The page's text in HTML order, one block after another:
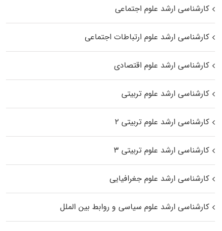
کارشناسی ارشد علوم اجتماعی
کارشناسی ارشد علوم ارتباطات اجتماعی
کارشناسی ارشد علوم اقتصادی
کارشناسی ارشد علوم تربیتی
کارشناسی ارشد علوم تربیتی ۲
کارشناسی ارشد علوم تربیتی ۳
کارشناسی ارشد علوم جغرافیایی
کارشناسی ارشد علوم سیاسی و روابط بین الملل